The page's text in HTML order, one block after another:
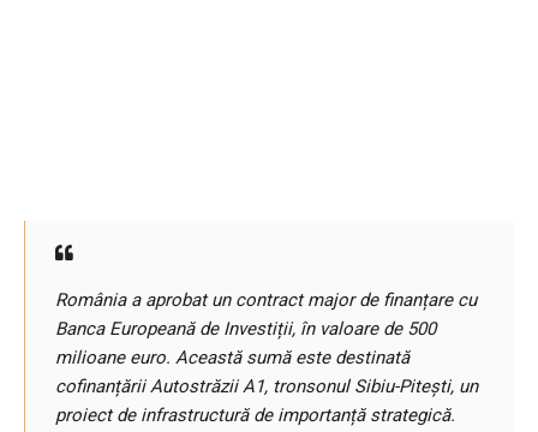
România a aprobat un contract major de finanțare cu
Banca Europeană de Investiții, în valoare de 500
milioane euro. Această sumă este destinată
cofinanțării Autostrăzii A1, tronsonul Sibiu-Pitești, un
proiect de infrastructură de importanță strategică.